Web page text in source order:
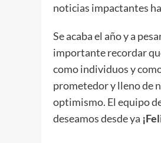
noticias impactantes
Se acaba el año y a
importante recordar
como individuos y
prometedor y lleno de
optimismo. El equipo
deseamos desde ya